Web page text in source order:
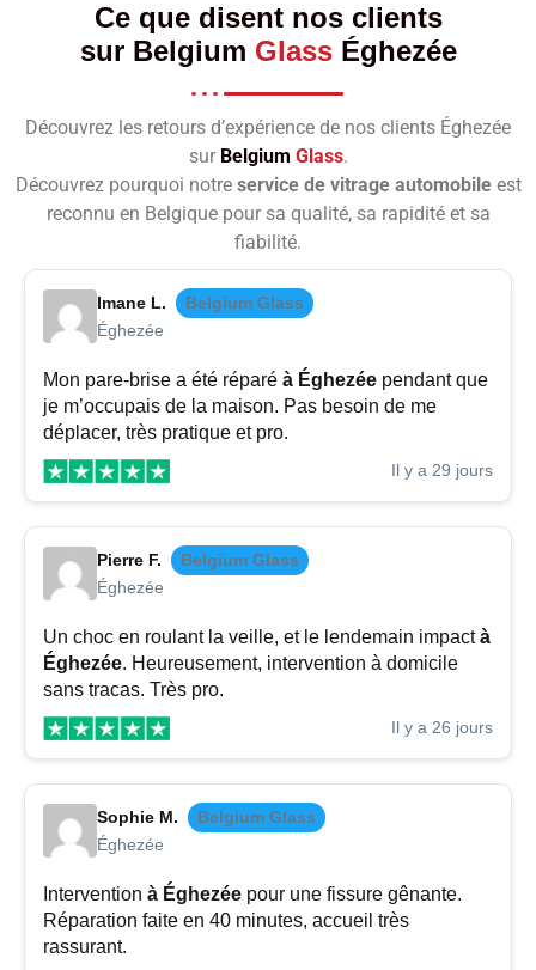
Ce que disent nos clients
sur Belgium GlassÉghezée
Découvrez les retours d’expérience de nos clients Éghezée
sur Belgium Glass.
Découvrez pourquoi notre service de vitrage automobileest
reconnu en Belgique pour sa qualité, sa rapidité et sa
fiabilité.
Imane L.
Belgium Glass
Éghezée
Mon pare-brise a été réparé à Éghezée pendant que
je m’occupais de la maison. Pas besoin de me
déplacer, très pratique et pro.
Il y a 29 jours
Pierre F.
Belgium Glass
Éghezée
Un choc en roulant la veille, et le lendemain impactà
Éghezée. Heureusement, intervention à domicile
sans tracas. Très pro.
Il y a 26 jours
Sophie M.
Belgium Glass
Éghezée
Intervention à Éghezée pour une fissure gênante.
Réparation faite en 40 minutes, accueil très
rassurant.